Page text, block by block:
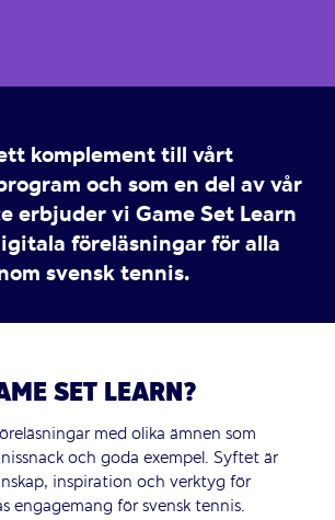
komplement till vårt
och som en del av vår
erbjuder vi Game Set Learn
föreläsningar för alla
svensk tennis.
SET LEARN?
med olika ämnen som
och goda exempel. Syftet är
inspiration och verktyg för
engagemang för svensk tennis.